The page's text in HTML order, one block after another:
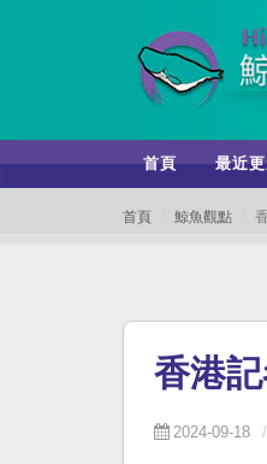
首頁 最近
首頁 鯨魚觀點
香港
2024-09-18